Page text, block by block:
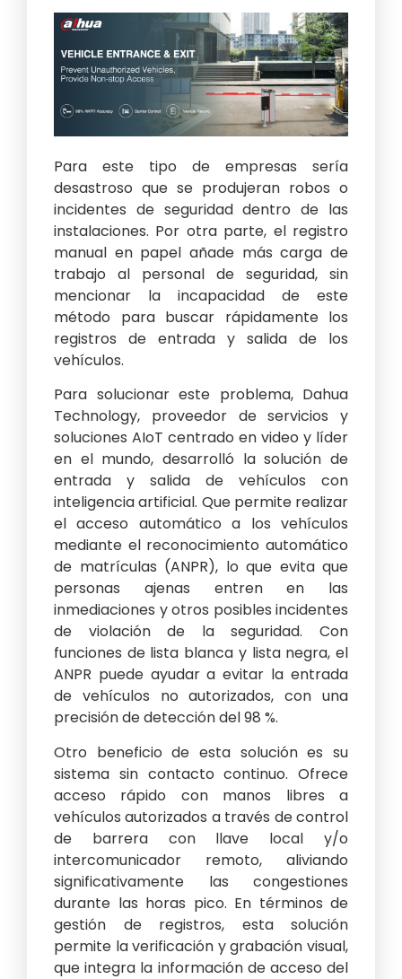
Para este tipo de empresas sería
desastroso que se produjeran robos o
incidentes de seguridad dentro de las
instalaciones. Por otra parte, el registro
manual en papel añade más carga de
trabajo al personal de seguridad, sin
mencionar la incapacidad de este
método para buscar rápidamente los
registros de entrada y salida de los
vehículos.
Para solucionar este problema, Dahua
Technology, proveedor de servicios y
soluciones AIoT centrado en video y líder
en el mundo, desarrolló la solución de
entrada y salida de vehículos con
inteligencia artificial. Que permite realizar
el acceso automático a los vehículos
mediante el reconocimiento automático
de matrículas (ANPR), lo que evita que
personas ajenas entren en las
inmediaciones y otros posibles incidentes
de violación de la seguridad. Con
funciones de lista blanca y lista negra, el
ANPR puede ayudar a evitar la entrada
de vehículos no autorizados, con una
precisión de detección del 98 %.
Otro beneficio de esta solución es su
sistema sin contacto continuo. Ofrece
acceso rápido con manos libres a
vehículos autorizados a través de control
de barrera con llave local y/o
intercomunicador remoto, aliviando
significativamente las congestiones
durante las horas pico. En términos de
gestión de registros, esta solución
permite la verificación y grabación visual,
que integra la información de acceso del